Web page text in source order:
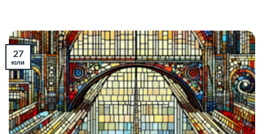
27
юли